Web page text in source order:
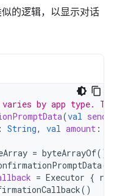
的逻辑，以显示对话
by app type.
(val
: String, val amount :
= byteArrayOf()
(
= Executor {
()